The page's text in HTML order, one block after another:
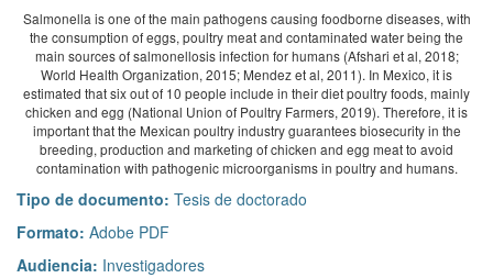
Salmonella is one of the main pathogens causing foodborne diseases, with
the consumption of eggs, poultry meat and contaminated water being the
main sources of salmonellosis infection for humans (Afshari et al, 2018;
World Health Organization, 2015; Mendez et al, 2011). In Mexico, it is
estimated that six out of 10 people include in their diet poultry foods, mainly
chicken and egg (National Union of Poultry Farmers, 2019). Therefore, it is
important that the Mexican poultry industry guarantees biosecurity in the
breeding, production and marketing of chicken and egg meat to avoid
contamination with pathogenic microorganisms in poultry and humans.
Tipo de documento: Tesis de doctorado
Formato: Adobe PDF
Audiencia: Investigadores